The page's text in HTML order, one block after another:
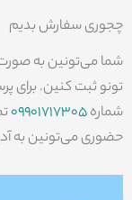
چجوری سفارش بدیم
شما می‌تونین به
تونو ثبت کنین. برای
شماره09901717305
حضوری می‌تونین به